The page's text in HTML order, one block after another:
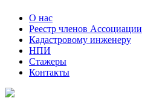
О нас
Реестр членов Ассоциации
Кадастровому инженеру
НПИ
Стажеры
Контакты